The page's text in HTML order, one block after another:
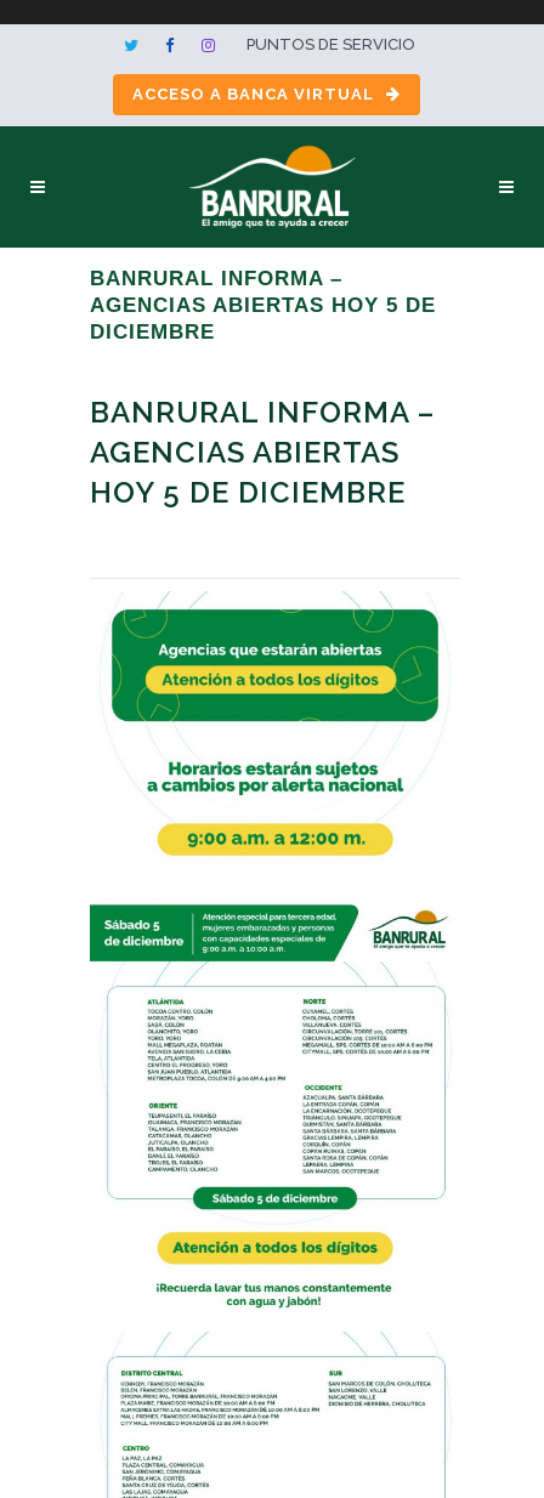
PUNTOS DE SERVICIO
ACCESO A BANCA VIRTUAL
BANRURAL INFORMA –
AGENCIAS ABIERTAS HOY 5 DE
DICIEMBRE
BANRURAL INFORMA –
AGENCIAS ABIERTAS
HOY 5 DE DICIEMBRE